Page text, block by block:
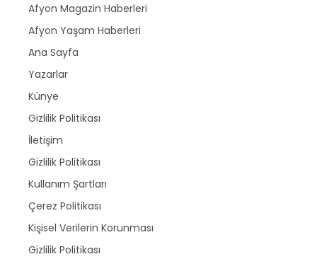
Afyon Magazin Haberleri
Afyon Yaşam Haberleri
Ana Sayfa
Yazarlar
Künye
Gizlilik Politikası
İletişim
Gizlilik Politikası
Kullanım Şartları
Çerez Politikası
Kişisel Verilerin Korunması
Gizlilik Politikası